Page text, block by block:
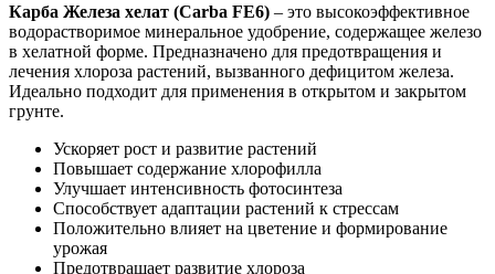
Карба Железа хелат (Carba FE6) – это высокоэффективное
водорастворимое минеральное удобрение, содержащее железо
в хелатной форме. Предназначено для предотвращения и
лечения хлороза растений, вызванного дефицитом железа.
Идеально подходит для применения в открытом и закрытом
грунте.
Ускоряет рост и развитие растений
Повышает содержание хлорофилла
Улучшает интенсивность фотосинтеза
Способствует адаптации растений к стрессам
Положительно влияет на цветение и формирование
урожая
Предотвращает развитие хлороза